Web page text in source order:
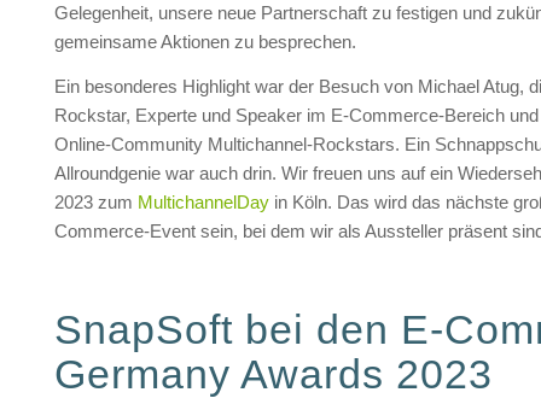
Gelegenheit, unsere neue Partnerschaft zu festigen und
gemeinsame Aktionen zu besprechen.
Ein besonderes Highlight war der Besuch von Michael Atug,
Rockstar, Experte und Speaker im E-Commerce-Bereich
Online-Community Multichannel-Rockstars. Ein
Allroundgenie war auch drin. Wir freuen uns auf ein
2023 zum MultichannelDayin Köln. Das wird das nächste
Commerce-Event sein, bei dem wir als Aussteller präsent
SnapSoft bei den E-
Germany Awards 2023